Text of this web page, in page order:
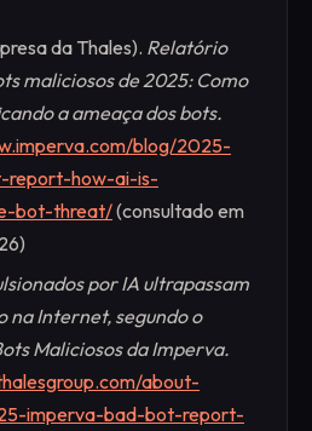
da Thales). Relatório
maliciosos de 2025: Como
a ameaça dos bots.
blog/2025-
report-how-ai-is-
bot-threat/(consultado em
por IA ultrapassam
na Internet, segundo o
Maliciosos da Imperva.
about-
imperva-bad-bot-report-